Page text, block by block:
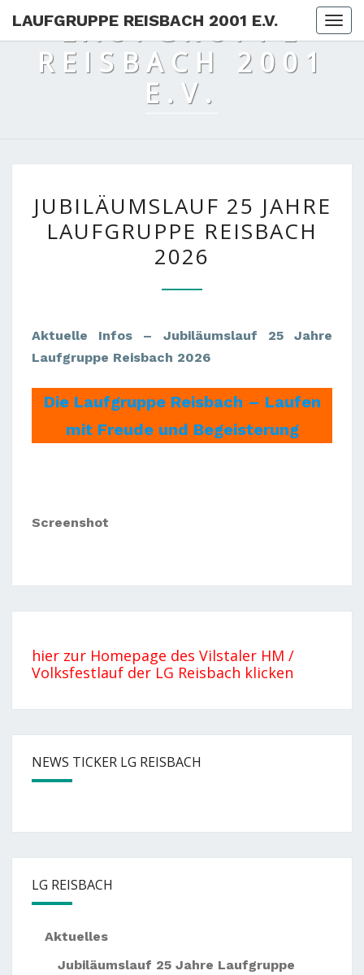
LAUFGRUPPE REISBACH 2001 E.V.
LAUFGRUPPE
REISBACH 2001
E.V.
25
JAHRE
LAUFGRUPPE
JUBILÄUMSLAUF 25 JAHRE
LAUFGRUPPE REISBACH
2026
Aktuelle Infos – Jubiläumslauf 25 Jahre
Laufgruppe Reisbach 2026
Die Laufgruppe Reisbach – Laufen
mit Freude und Begeisterung
Screenshot
hier zur Homepage des Vilstaler HM /
Volksfestlauf der LG Reisbach klicken
NEWS TICKER LG REISBACH
LG REISBACH
Aktuelles
Jubiläumslauf 25 Jahre Laufgruppe